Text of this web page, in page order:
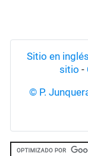
Sitio en inglés
sitio -
© P.